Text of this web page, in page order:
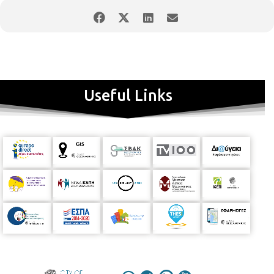
δημιουργικότητας και της ψυχαγωγίας. Η είσοδος θα είναι
ελεύθερη για το κοινό.
Useful Links